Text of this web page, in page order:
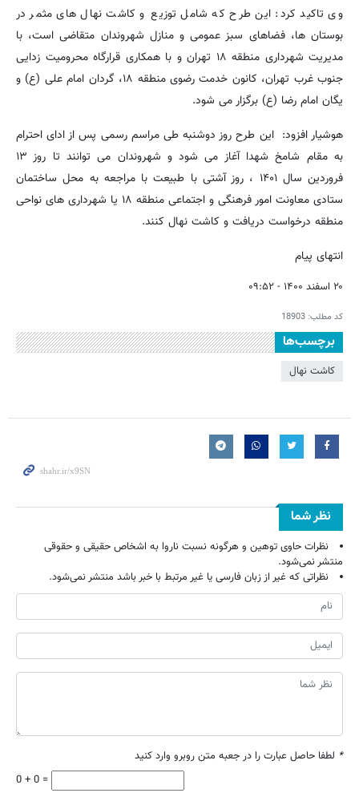
وی تاکید کرد: این طرح که شامل توزیع و کاشت نهال های مثمر در
بوستان ها، فضاهای سبز عمومی و منازل شهروندان متقاضی است، با
مدیریت شهرداری منطقه ۱۸ تهران و با همکاری قرارگاه محرومیت زدایی
جنوب غرب تهران، کانون خدمت رضوی منطقه ۱۸، گردان امام علی (ع) و
یگان امام رضا (ع) برگزار می شود.
هوشیار افزود: این طرح روز دوشنبه طی مراسم رسمی پس از ادای احترام
به مقام شامخ شهدا آغاز می شود و شهروندان می توانند تا روز ۱۳
فروردین سال ۱۴۰۱ ، روز آشتی با طبیعت با مراجعه به محل ساختمان
ستادی معاونت امور فرهنگی و اجتماعی منطقه ۱۸ یا شهرداری های نواحی
منطقه درخواست دریافت و کاشت نهال کنند.
انتهای پیام
۲۰ اسفند ۱۴۰۰ - ۰۹:۵۲
کد مطلب: 18903
برچسب‌ها
کاشت نهال
نظر شما
نظرات حاوی توهین و هرگونه نسبت ناروا به اشخاص حقیقی و حقوقی
منتشر نمی‌شود.
نظراتی که غیر از زبان فارسی یا غیر مرتبط با خبر باشد منتشر نمی‌شود.
* لطفا حاصل عبارت را در جعبه متن روبرو وارد کنید
0 + 0 =